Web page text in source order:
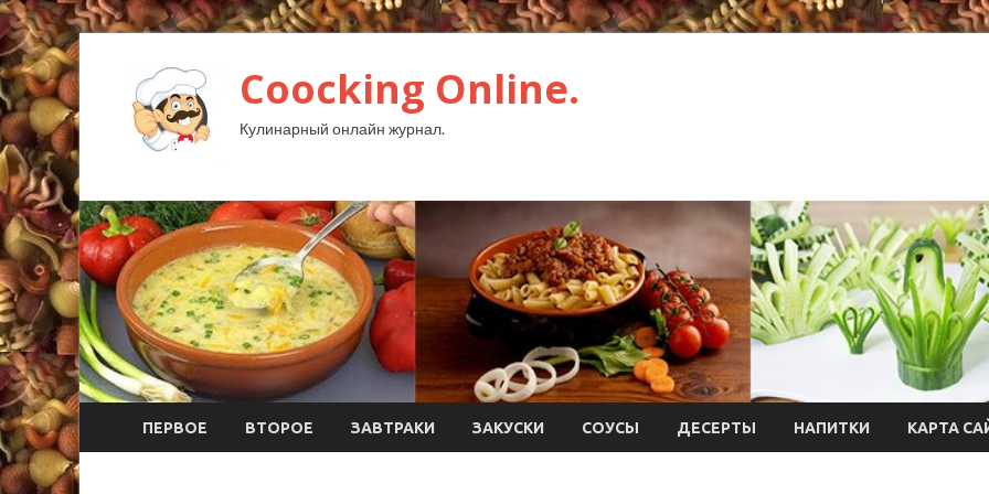
Coocking Online.
Кулинарный онлайн журнал.
ПЕРВОЕ ВТОРОЕ ЗАВТРАКИ ЗАКУСКИ СОУСЫ ДЕСЕРТЫ НАПИТКИ КАРТА